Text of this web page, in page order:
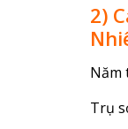
2)
Năm
Trụ